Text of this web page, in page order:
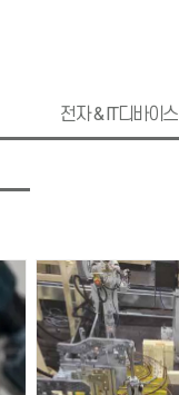
전자 & IT디바이스